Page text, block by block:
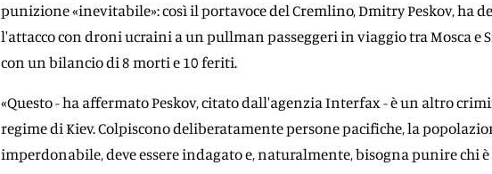
punizione «inevitabile»: così il portavoce del Cremlino, Dmitry Peskov, ha
l'attacco con droni ucraini a un pullman passeggeri in viaggio tra Mosca e
con un bilancio di 8 morti e 10 feriti.
«Questo - ha affermato Peskov, citato dall'agenzia Interfax - è un altro
regime di Kiev. Colpiscono deliberatamente persone pacifiche, la
imperdonabile, deve essere indagato e, naturalmente, bisogna punire chi